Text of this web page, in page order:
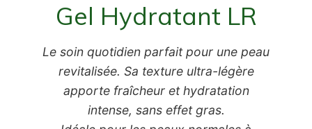
Gel Hydratant LR
Le soin quotidien parfait pour une peau
revitalisée. Sa texture ultra-légère
apporte fraîcheur et hydratation
intense, sans effet gras.